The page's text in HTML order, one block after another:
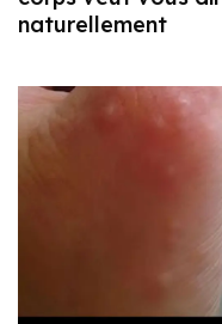
naturellement